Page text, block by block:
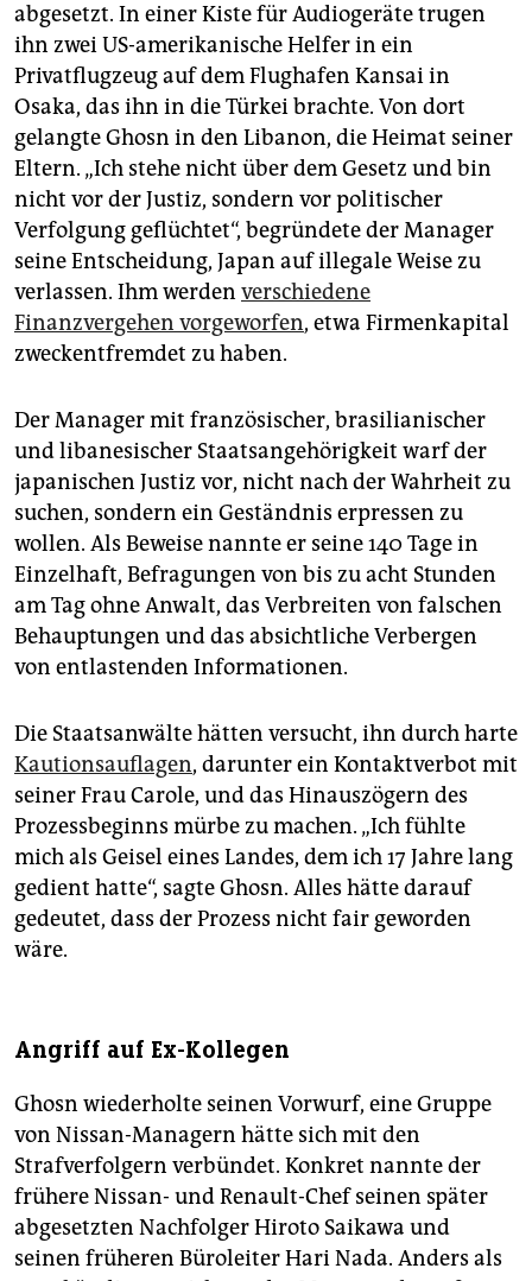
abgesetzt. In einer Kiste für Audiogeräte trugen
ihn zwei US-amerikanische Helfer in ein
Privatflugzeug auf dem Flughafen Kansai in
Osaka, das ihn in die Türkei brachte. Von dort
gelangte Ghosn in den Libanon, die Heimat seiner
Eltern. „Ich stehe nicht über dem Gesetz und bin
nicht vor der Justiz, sondern vor politischer
Verfolgung geflüchtet“, begründete der Manager
seine Entscheidung, Japan auf illegale Weise zu
verlassen. Ihm werden verschiedene
Finanzvergehen vorgeworfen, etwa Firmenkapital
zweckentfremdet zu haben.
Der Manager mit französischer, brasilianischer
und libanesischer Staatsangehörigkeit warf der
japanischen Justiz vor, nicht nach der Wahrheit zu
suchen, sondern ein Geständnis erpressen zu
wollen. Als Beweise nannte er seine 140 Tage in
Einzelhaft, Befragungen von bis zu acht Stunden
am Tag ohne Anwalt, das Verbreiten von falschen
Behauptungen und das absichtliche Verbergen
von entlastenden Informationen.
Die Staatsanwälte hätten versucht, ihn durch harte
Kautionsauflagen, darunter ein Kontaktverbot mit
seiner Frau Carole, und das Hinauszögern des
Prozessbeginns mürbe zu machen. „Ich fühlte
mich als Geisel eines Landes, dem ich 17 Jahre lang
gedient hatte“, sagte Ghosn. Alles hätte darauf
gedeutet, dass der Prozess nicht fair geworden
wäre.
Angriff auf Ex-Kollegen
Ghosn wiederholte seinen Vorwurf, eine Gruppe
von Nissan-Managern hätte sich mit den
Strafverfolgern verbündet. Konkret nannte der
frühere Nissan- und Renault-Chef seinen später
abgesetzten Nachfolger Hiroto Saikawa und
seinen früheren Büroleiter Hari Nada. Anders als